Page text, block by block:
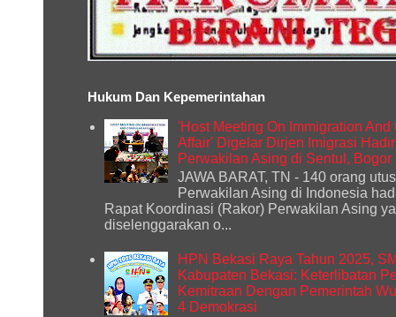
Hukum Dan Kepemerintahan
'Host Meeting On Immigration And
Affair' Digelar Dirjen Imigrasi
Perwakilan Asing di Sentul, Bogor
JAWA BARAT, TN - 140 orang
Perwakilan Asing di Indonesia
Rapat Koordinasi (Rakor) Perwakilan Asing
diselenggarakan o...
HPN Bekasi Raya Tahun 2025,
Kabupaten Bekasi: Keterlibatan
Kemitraan Dengan Pemerintah
4 Demokrasi